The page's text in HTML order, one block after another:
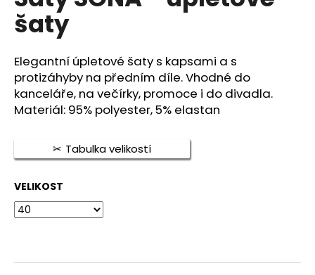
0,0
z
hvězdiček.
šaty
Elegantní úpletové šaty s kapsami a s
protizáhyby na předním díle. Vhodné do
kanceláře, na večírky, promoce i do divadla.
Materiál: 95% polyester, 5% elastan
Tabulka velikostí
VELIKOST
a
j
í
t
?
HLEDAT
D